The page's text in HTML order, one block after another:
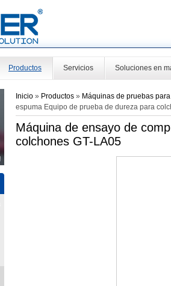
Productos Servicios Soluciones en
Inicio » Productos » Máquinas de pruebas
espuma Equipo de prueba de dureza para
Máquina de ensayo de
colchones GT-LA05